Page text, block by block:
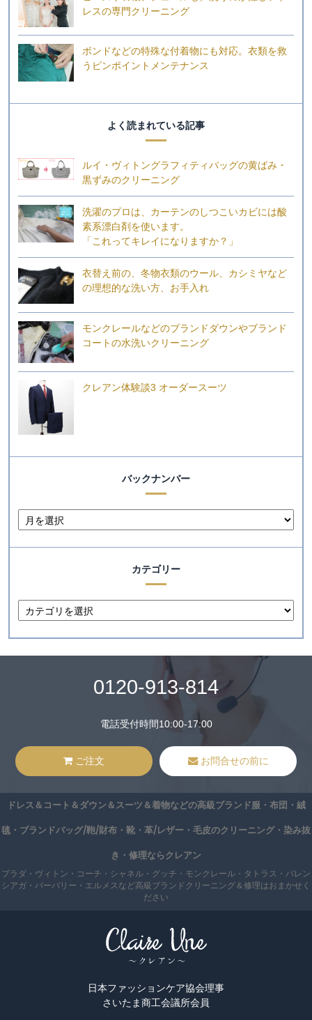
レスの専門クリーニング
ボンドなどの特殊な付着物にも対応。衣類を救
うピンポイントメンテナンス
よく読まれている記事
ルイ・ヴィトングラフィティバッグの黄ばみ・
黒ずみのクリーニング
洗濯のプロは、カーテンのしつこいカビには酸
素系漂白剤を使います。
「これってキレイになりますか？」
衣替え前の、冬物衣類のウール、カシミヤなど
の理想的な洗い方、お手入れ
モンクレールなどのブランドダウンやブランド
コートの水洗いクリーニング
クレアン体験談3 オーダースーツ
バックナンバー
カテゴリー
0120-913-814
電話受付時間10:00-17:00
ご注文 お問合せの前に
ドレス＆コート＆ダウン＆スーツ＆着物などの高級ブランド服・布団・絨
毯・ブランドバッグ/鞄/財布・靴・革/レザー・毛皮のクリーニング・染み抜
き・修理ならクレアン
プラダ・ヴィトン・コーチ・シャネル・グッチ・モンクレール・タトラス・バレン
シアガ・バーバリー・エルメスなど高級ブランドクリーニング＆修理はおまかせく
ださい
日本ファッションケア協会理事
さいたま商工会議所会員